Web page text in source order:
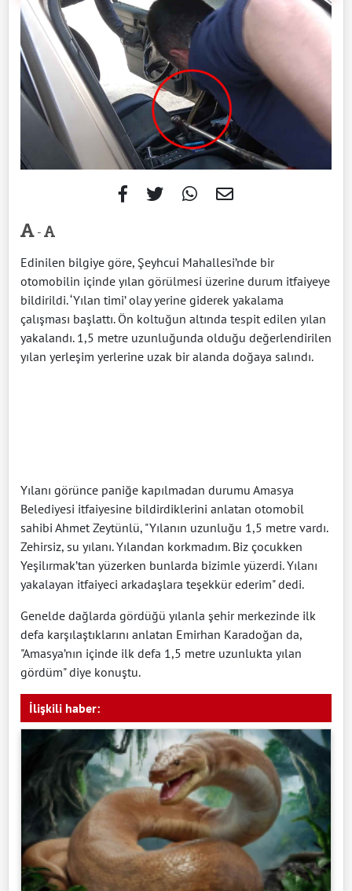
-
Edinilen bilgiye göre, Şeyhcui Mahallesi’nde bir
otomobilin içinde yılan görülmesi üzerine durum itfaiyeye
bildirildi. ‘Yılan timi’ olay yerine giderek yakalama
çalışması başlattı. Ön koltuğun altında tespit edilen yılan
yakalandı. 1,5 metre uzunluğunda olduğu değerlendirilen
yılan yerleşim yerlerine uzak bir alanda doğaya salındı.
Yılanı görünce paniğe kapılmadan durumu Amasya
Belediyesi itfaiyesine bildirdiklerini anlatan otomobil
sahibi Ahmet Zeytünlü, "Yılanın uzunluğu 1,5 metre vardı.
Zehirsiz, su yılanı. Yılandan korkmadım. Biz çocukken
Yeşilırmak’tan yüzerken bunlarda bizimle yüzerdi. Yılanı
yakalayan itfaiyeci arkadaşlara teşekkür ederim" dedi.
Genelde dağlarda gördüğü yılanla şehir merkezinde ilk
defa karşılaştıklarını anlatan Emirhan Karadoğan da,
"Amasya’nın içinde ilk defa 1,5 metre uzunlukta yılan
gördüm" diye konuştu.
İlişkili haber: